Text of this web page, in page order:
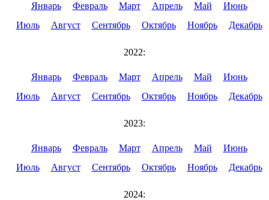
Январь Февраль Март Апрель Май
Июнь
Июль
Август Сентябрь Октябрь Ноябрь Декабрь
2022:
Январь Февраль Март Апрель Май
Июнь
Июль
Август Сентябрь Октябрь Ноябрь Декабрь
2023:
Январь Февраль Март Апрель Май
Июнь
Июль
Август Сентябрь Октябрь Ноябрь Декабрь
2024: